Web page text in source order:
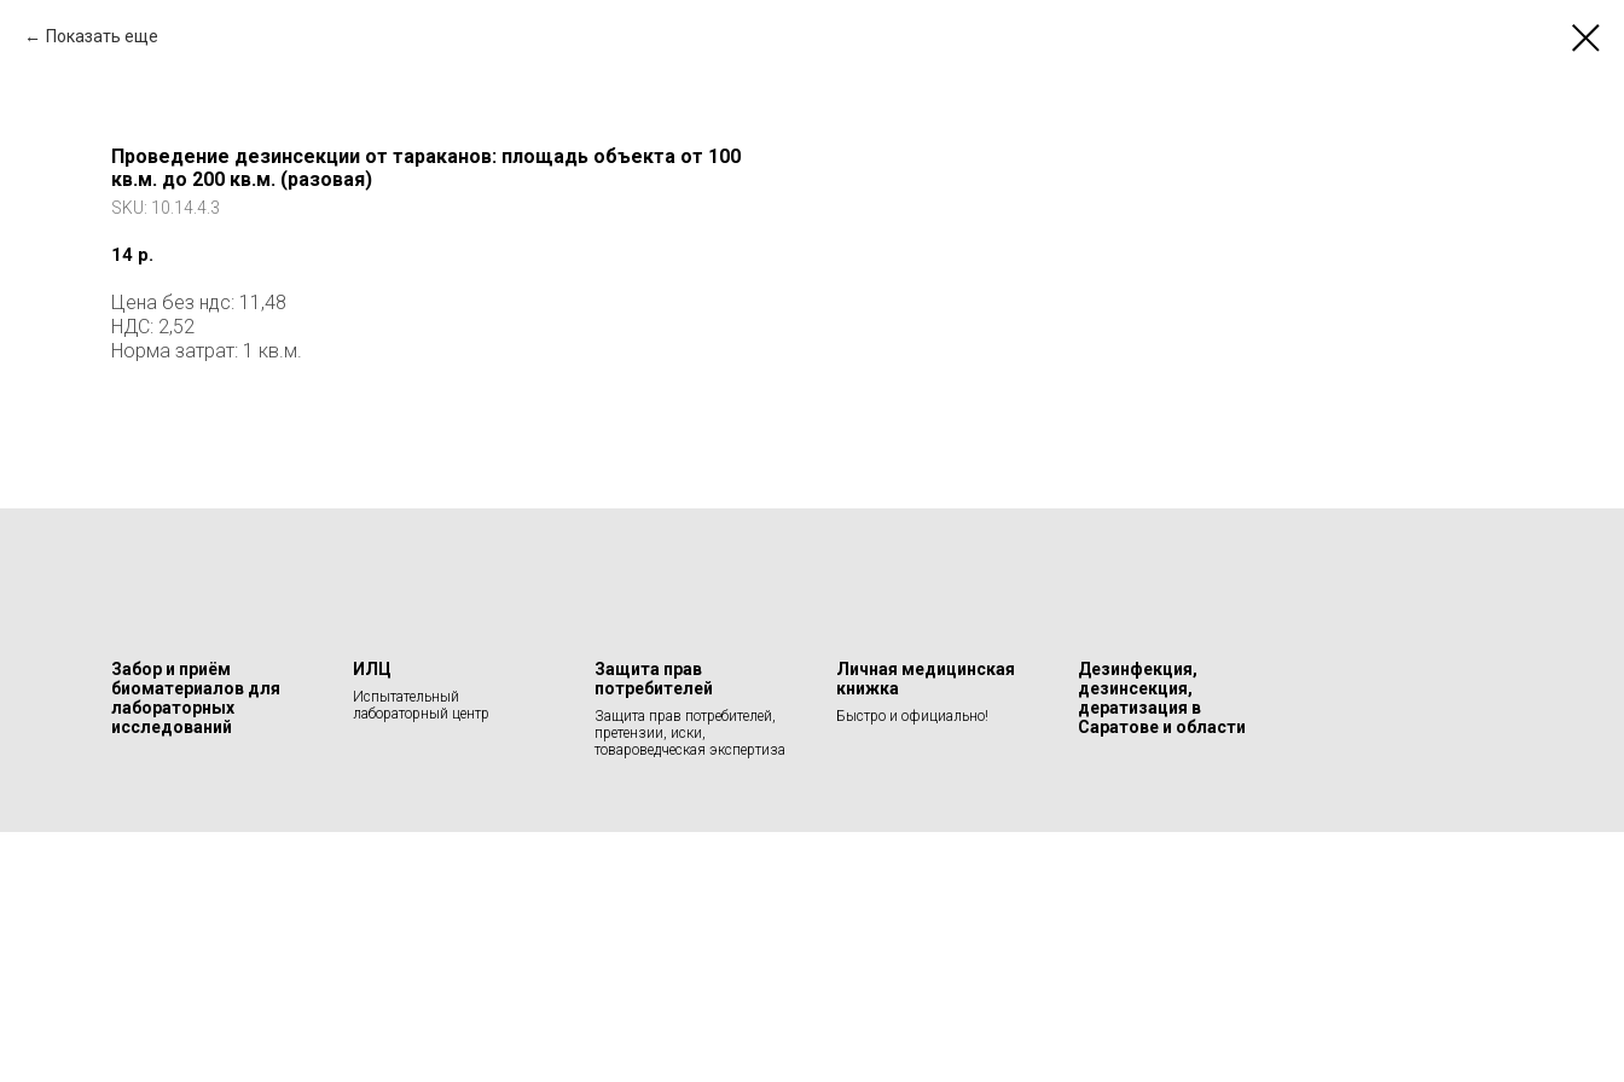
Показать еще
Проведение дезинсекции от тараканов: площадь объекта от 100
кв.м. до 200 кв.м. (разовая)
SKU: 10.14.4.3
14 р.
Цена без ндс: 11,48
НДС: 2,52
Норма затрат: 1 кв.м.
Забор и приём
биоматериалов для
лабораторных
исследований
ИЛЦ
Испытательный
лабораторный центр
Защита прав
потребителей
Защита прав потребителей,
претензии, иски,
товароведческая экспертиза
Личная медицинская
книжка
Быстро и официально!
Дезинфекция,
дезинсекция,
дератизация в
Саратове и области